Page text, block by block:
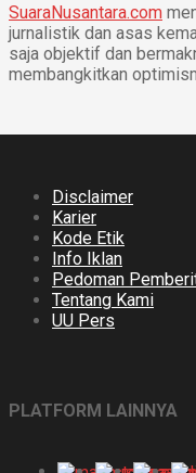
SuaraNusantara.com
jurnalistik dan asas
saja objektif dan
membangkitkan
Disclaimer
Karier
Kode Etik
Info Iklan
Pedoman
Tentang Kami
UU Pers
PLATFORM LAINNYA